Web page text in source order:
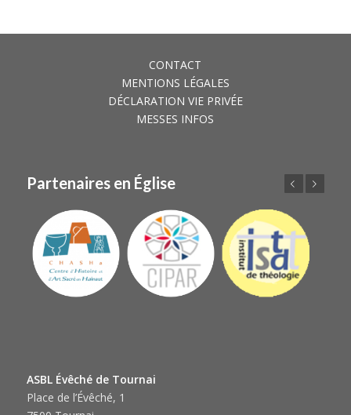
CONTACT
MENTIONS LÉGALES
DÉCLARATION VIE PRIVÉE
MESSES INFOS
Partenaires en Église
ASBL Évêché de Tournai
Place de l’Évêché, 1